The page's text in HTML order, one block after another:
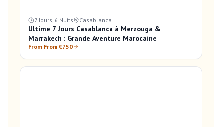
7 Jours, 6 Nuits Casablanca
Ultime 7 Jours Casablanca à Merzouga &
Marrakech : Grande Aventure Marocaine
From From €750